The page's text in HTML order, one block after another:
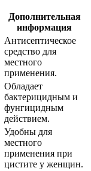
Дополнительная
информация
Антисептическое
средство для
местного
применения.
Обладает
бактерицидным и
фунгицидным
действием.
Удобны для
местного
применения при
цистите у женщин.